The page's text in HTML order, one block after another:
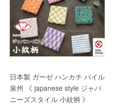
日本製 ガーゼ ハンカチ パイル
泉州 《 japanese style ジャパ
ニーズスタイル 小紋柄 》